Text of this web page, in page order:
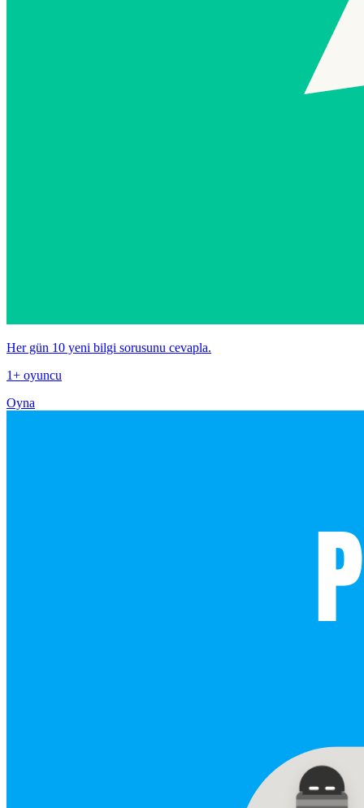
Her gün 10 yeni bilgi sorusunu cevapla.
1+ oyuncu
Oyna